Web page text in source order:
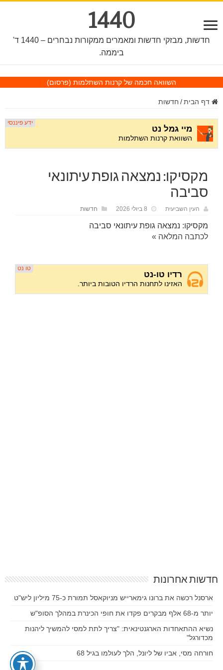
1440
חדשות, מבזקי חדשות ומאמרים ממקורות נבחרים – 1440 ד'
ביממה.
השוואה חכמה של קרנות השתלמות (פרסום)
דף הבית / חדשות
מקסיקו: נמצאה גופת עיתונאי
סביבה
העין השביעית 8 ביולי 2026 חדשות
מקסיקו: נמצאה גופת עיתונאי סביבה
לכתבה המלאה »
חדשות אחרונות
ארסנל רכשה את ברונו גימארייש מניוקאסל תמורת כ-75 מיליון ליש"ט
יותר מ-68 אלף מבקרים פקדו את חופי הכינרת במהלך הסופ"ש
נשיא ההתאחדות הארגנטינאית: "צריך לתת למסי להמשיך ליהנות
מכדורגל"
חורחה מסי, אביו של ליונל, הלך לעולמו בגיל 68